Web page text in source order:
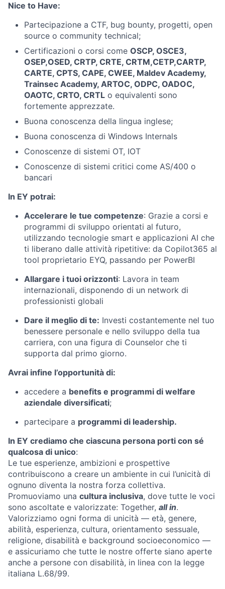
Nice to Have:
Partecipazione a CTF, bug bounty, progetti, open
source o community technical;
Certificazioni o corsi come OSCP, OSCE3,
OSEP,OSED, CRTP, CRTE, CRTM,CETP,CARTP,
CARTE, CPTS, CAPE, CWEE, Maldev Academy,
Trainsec Academy, ARTOC, ODPC, OADOC,
OAOTC, CRTO, CRTL o equivalenti sono
fortemente apprezzate.
Buona conoscenza della lingua inglese;
Buona conoscenza di Windows Internals
Conoscenze di sistemi OT, IOT
Conoscenze di sistemi critici come AS/400 o
bancari
In EY potrai:
Accelerare le tue competenze: Grazie a corsi e
programmi di sviluppo orientati al futuro,
utilizzando tecnologie smart e applicazioni AI che
ti liberano dalle attività ripetitive: da Copilot365 al
tool proprietario EYQ, passando per PowerBI
Allargare i tuoi orizzonti: Lavora in team
internazionali, disponendo di un network di
professionisti globali
Dare il meglio di te: Investi costantemente nel tuo
benessere personale e nello sviluppo della tua
carriera, con una figura di Counselor che ti
supporta dal primo giorno.
Avrai infine l’opportunità di:
accedere a benefits e programmi di welfare
aziendale diversificati;
partecipare a programmi di leadership.
In EY crediamo che ciascuna persona porti con sé
qualcosa di unico:
Le tue esperienze, ambizioni e prospettive
contribuiscono a creare un ambiente in cui l’unicità di
ognuno diventa la nostra forza collettiva.
Promuoviamo una cultura inclusiva, dove tutte le voci
sono ascoltate e valorizzate: Together, all in.
Valorizziamo ogni forma di unicità — età, genere,
abilità, esperienza, cultura, orientamento sessuale,
religione, disabilità e background socioeconomico —
e assicuriamo che tutte le nostre offerte siano aperte
anche a persone con disabilità, in linea con la legge
italiana L.68/99.